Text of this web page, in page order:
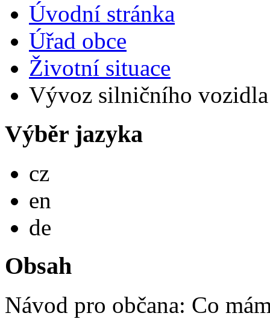
Úvodní stránka
Úřad obce
Životní situace
Vývoz silničního vozidla
Výběr jazyka
cz
en
de
Obsah
Návod pro občana: Co